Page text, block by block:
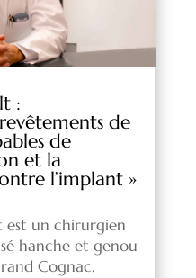
:
de
de
et la
l’implant »
est un chirurgien
hanche et genou
Cognac.